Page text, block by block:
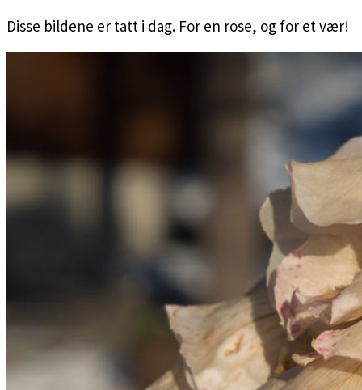
Disse bildene er tatt i dag. For en rose, og for et vær!